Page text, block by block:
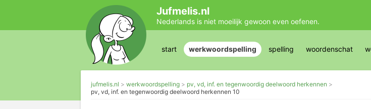
Jufmelis.nl
Nederlands is niet moeilijk gewoon even oefenen.
start werkwoordspelling spelling woordenschat
jufmelis.nl werkwoordspelling
pv, vd, inf. en tegenwoordig deelwoord herkennen
pv, vd, inf. en tegenwoordig deelwoord herkennen 10